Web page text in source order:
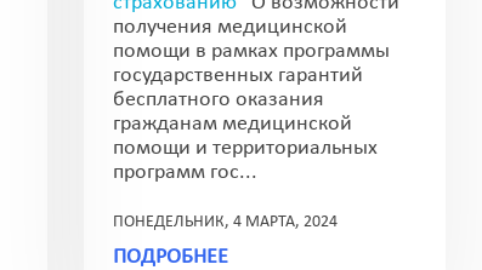
получения медицинской
помощи в рамках программы
государственных гарантий
бесплатного оказания
гражданам медицинской
помощи и территориальных
программ гос...
ПОНЕДЕЛЬНИК, 4 МАРТА, 2024
ПОДРОБНЕЕ